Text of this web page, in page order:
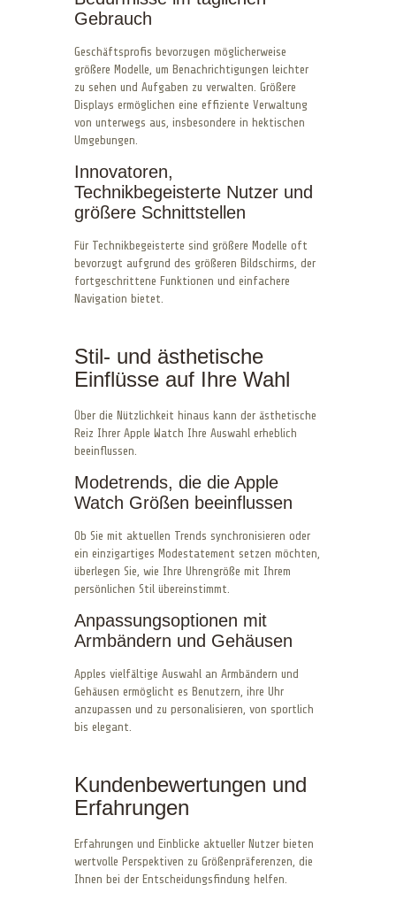
Gebrauch
Geschäftsprofis bevorzugen möglicherweise
größere Modelle, um Benachrichtigungen leichter
zu sehen und Aufgaben zu verwalten. Größere
Displays ermöglichen eine effiziente Verwaltung
von unterwegs aus, insbesondere in hektischen
Umgebungen.
Innovatoren,
Technikbegeisterte Nutzer und
größere Schnittstellen
Für Technikbegeisterte sind größere Modelle oft
bevorzugt aufgrund des größeren Bildschirms, der
fortgeschrittene Funktionen und einfachere
Navigation bietet.
Stil- und ästhetische
Einflüsse auf Ihre Wahl
Über die Nützlichkeit hinaus kann der ästhetische
Reiz Ihrer Apple Watch Ihre Auswahl erheblich
beeinflussen.
Modetrends, die die Apple
Watch Größen beeinflussen
Ob Sie mit aktuellen Trends synchronisieren oder
ein einzigartiges Modestatement setzen möchten,
überlegen Sie, wie Ihre Uhrengröße mit Ihrem
persönlichen Stil übereinstimmt.
Anpassungsoptionen mit
Armbändern und Gehäusen
Apples vielfältige Auswahl an Armbändern und
Gehäusen ermöglicht es Benutzern, ihre Uhr
anzupassen und zu personalisieren, von sportlich
bis elegant.
Kundenbewertungen und
Erfahrungen
Erfahrungen und Einblicke aktueller Nutzer bieten
wertvolle Perspektiven zu Größenpräferenzen, die
Ihnen bei der Entscheidungsfindung helfen.